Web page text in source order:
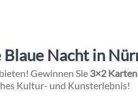
Nacht in
Gewinnen Sie 3×2 Karten
Kultur- und Kunsterlebnis!